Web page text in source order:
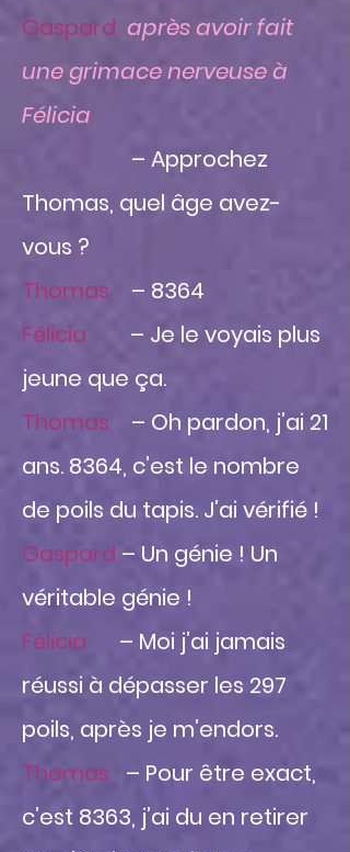
Gaspard après avoir fait
une grimace nerveuse à
Félicia
– Approchez
Thomas, quel âge avez-
vous ?
Thomas – 8364
Félicia – Je le voyais plus
jeune que ça.
Thomas – Oh pardon, j’ai 21
ans. 8364, c’est le nombre
de poils du tapis. J’ai vérifié !
Gaspard – Un génie ! Un
véritable génie !
Félicia – Moi j’ai jamais
réussi à dépasser les 297
poils, après je m’endors.
Thomas – Pour être exact,
c’est 8363, j’ai du en retirer